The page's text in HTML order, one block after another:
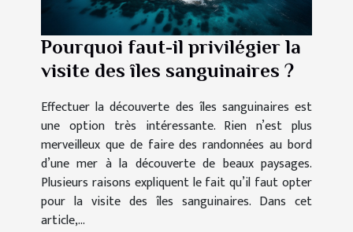
Pourquoi faut-il privilégier la
visite des îles sanguinaires ?
Effectuer la découverte des îles sanguinaires est
une option très intéressante. Rien n’est plus
merveilleux que de faire des randonnées au bord
d’une mer à la découverte de beaux paysages.
Plusieurs raisons expliquent le fait qu’il faut opter
pour la visite des îles sanguinaires. Dans cet
article,...